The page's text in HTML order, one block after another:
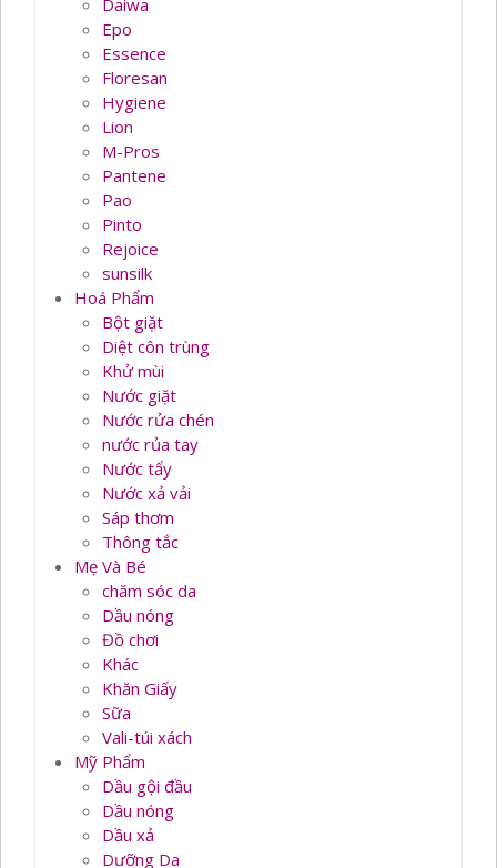
Daiwa
Epo
Essence
Floresan
Hygiene
Lion
M-Pros
Pantene
Pao
Pinto
Rejoice
sunsilk
Hoá Phẩm
Bột giặt
Diệt côn trùng
Khử mùi
Nước giặt
Nước rửa chén
nước rủa tay
Nước tẩy
Nước xả vải
Sáp thơm
Thông tắc
Mẹ Và Bé
chăm sóc da
Dầu nóng
Đồ chơi
Khác
Khăn Giấy
Sữa
Vali-túi xách
Mỹ Phẩm
Dầu gội đầu
Dầu nóng
Dầu xả
Dưỡng Da